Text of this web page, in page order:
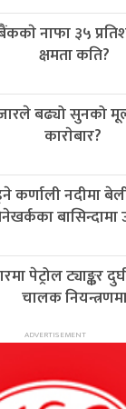
नाफा ३५
क्षमता कति?
बढ्यो सुनको
काराेबार?
कर्णाली नदीमा
बासिन्दामा
पेट्रोल ट्याङ्कर
चालक